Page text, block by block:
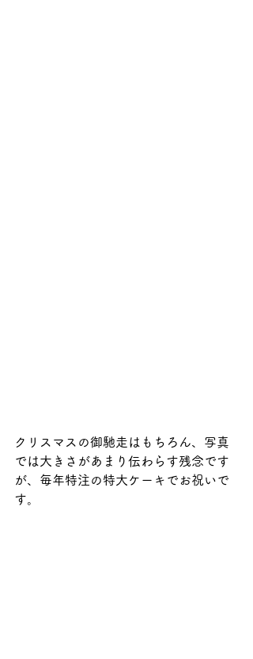
クリスマスの御馳走はもちろん、写真
では大きさがあまり伝わらす残念です
が、毎年特注の特大ケーキでお祝いで
す。